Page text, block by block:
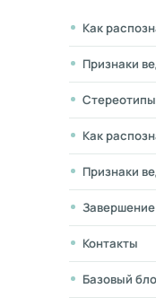
Как
Признаки
Как
Признаки
Контакты
Базовый